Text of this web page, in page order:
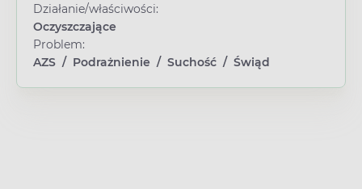
Działanie/właściwości:
Oczyszczające
Problem:
AZS / Podrażnienie / Suchość / Świąd